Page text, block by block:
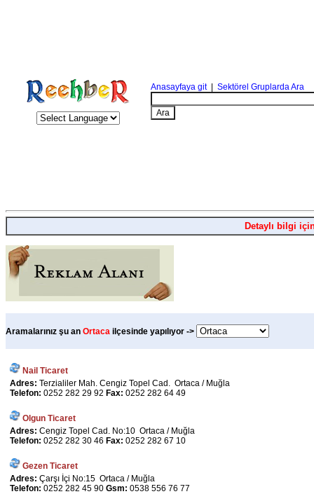
Anasayfaya git| Sektörel Gruplarda Ara
Detaylı bilgi
Aramalarınız şu an Ortaca ilçesinde yapılıyor ->
Nail Ticaret
Adres: Terzialiler Mah. Cengiz Topel Cad. Ortaca / Muğla
Telefon: 0252 282 29 92 Fax: 0252 282 64 49
Olgun Ticaret
Adres: Cengiz Topel Cad. No:10 Ortaca / Muğla
Telefon: 0252 282 30 46 Fax: 0252 282 67 10
Gezen Ticaret
Adres: Çarşı İçi No:15 Ortaca / Muğla
Telefon: 0252 282 45 90 Gsm: 0538 556 76 77